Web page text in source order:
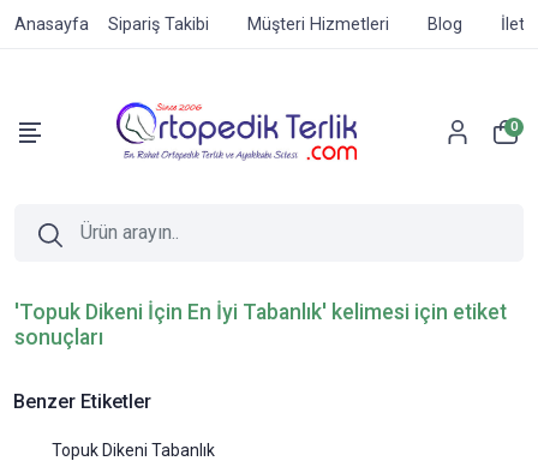
Anasayfa Sipariş Takibi Müşteri Hizmetleri Blog
0
'Topuk Dikeni İçin En İyi Tabanlık' kelimesi için etiket
sonuçları
Benzer Etiketler
Topuk Dikeni Tabanlık